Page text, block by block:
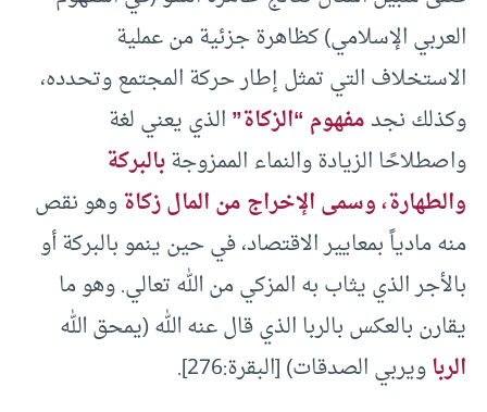
العربي الإسلامي) كظاهرة جزئية من عملية
الاستخلاف التي تمثل إطار حركة المجتمع وتحدده،
وكذلك نجدمفهوم “الزكاة”الذي يعني لغة
واصطلاحًا الزيادة والنماء الممزوجةبالبركة
والطهارة، وسمى الإخراج من المال زكاةوهو نقص
منه مادياً بمعايير الاقتصاد، في حين ينمو بالبركة أو
بالأجر الذي يثاب به المزكي من الله تعالي. وهو ما
يقارن بالعكس بالربا الذي قال عنه الله (يمحق الله
الرباويربي الصدقات) [البقرة:276].